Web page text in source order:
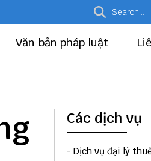
Văn bản pháp luật
Các dịch vụ
- Dịch vụ đại lý